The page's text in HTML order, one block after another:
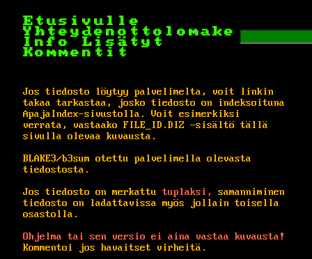
Etusivulle
Yhteydenottolomake
Info
Lisätyt
Kommentit
Jos tiedosto löytyy palvelimelta, voit linkin
takaa tarkastaa, josko tiedosto on indeksoituna
ApajaIndex-sivustolla. Voit esimerkiksi
verrata, vastaako FILE_ID.DIZ -sisältö tällä
sivulla olevaa kuvausta.
BLAKE3/b3sum otettu palvelimella olevasta
tiedostosta.
Jos tiedosto on merkattu tuplaksi,
samanniminen
tiedosto on ladattavissa myös jollain toisella
osastolla.
Ohjelma tai sen versio ei aina vastaa kuvausta!
Kommentoi jos havaitset virheitä.